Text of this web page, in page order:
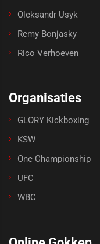
Oleksandr Usyk
Remy Bonjasky
Rico Verhoeven
Organisaties
GLORY Kickboxing
KSW
One Championship
UFC
WBC